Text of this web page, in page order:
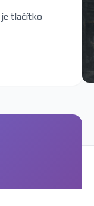
tlačítko